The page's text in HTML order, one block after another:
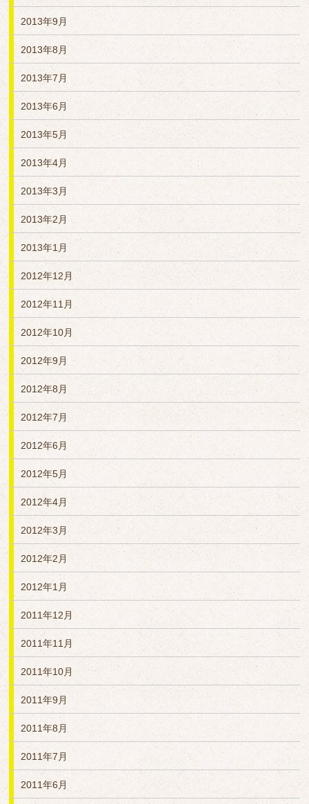
2013年9月
2013年8月
2013年7月
2013年6月
2013年5月
2013年4月
2013年3月
2013年2月
2013年1月
2012年12月
2012年11月
2012年10月
2012年9月
2012年8月
2012年7月
2012年6月
2012年5月
2012年4月
2012年3月
2012年2月
2012年1月
2011年12月
2011年11月
2011年10月
2011年9月
2011年8月
2011年7月
2011年6月